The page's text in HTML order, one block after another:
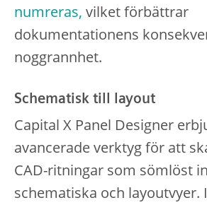
numreras, vilket förbättrar
dokumentationens
noggrannhet.
Schematisk till layout
Capital X Panel Designer
avancerade verktyg för att
CAD-ritningar som sömlöst
schematiska och layoutvyer.